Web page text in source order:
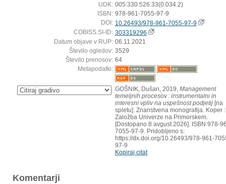
UDK: 005:330.526.33(0.034.2)
ISBN: 978-961-7055-97-9
DOI: 10.26493/978-961-7055-97-9
COBISS.SI-ID: 303319296
Datum objave v RUP: 06.11.2021
Število ogledov: 3529
Število prenosov: 64
Metapodatki:
: GOŠNIK, Dušan, 2019, Management
temeljnih procesov : instrumentalni in
interesni vpliv na uspešnost podjetij [na
spletu]. Znanstvena monografija. Koper :
Založba Univerze na Primorskem.
[Dostopano 8 avgust 2026]. ISBN 978-
7055-97-9. Pridobljeno s:
https://dx.doi.org/10.26493/978-961-
97-9
Kopiraj citat
Komentarji